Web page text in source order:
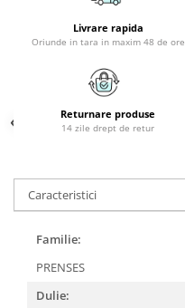
Livrare rapida
Oriunde in tara in maxim 48 de ore
Returnare produse
14 zile drept de retur
Caracteristici
Familie:
PRENSES
Dulie: